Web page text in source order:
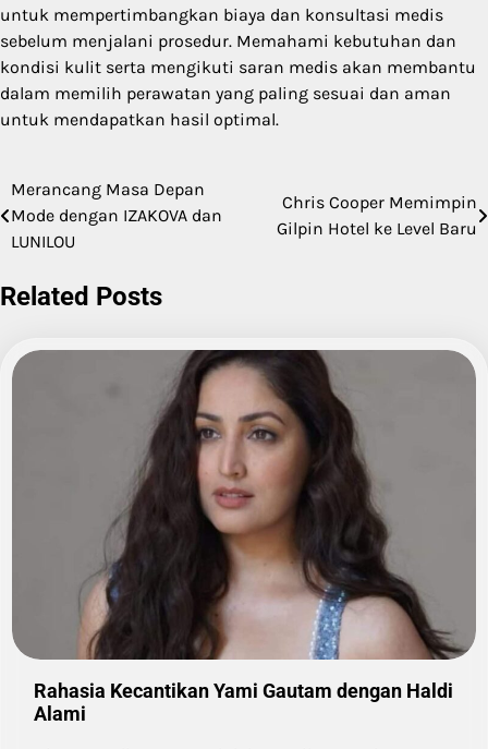
untuk mempertimbangkan biaya dan konsultasi medis
sebelum menjalani prosedur. Memahami kebutuhan dan
kondisi kulit serta mengikuti saran medis akan membantu
dalam memilih perawatan yang paling sesuai dan aman
untuk mendapatkan hasil optimal.
Post
navigation
Merancang Masa Depan
Mode dengan IZAKOVA dan
LUNILOU
Chris Cooper Memimpin
Gilpin Hotel ke Level Baru
Related Posts
Rahasia Kecantikan Yami Gautam dengan Haldi
Alami